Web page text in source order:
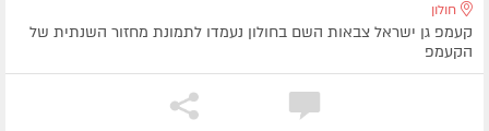
חולון
קעמפ גן ישראל צבאות השם בחולון נעמדו לתמונת מחזור השנתית של
הקעמפ